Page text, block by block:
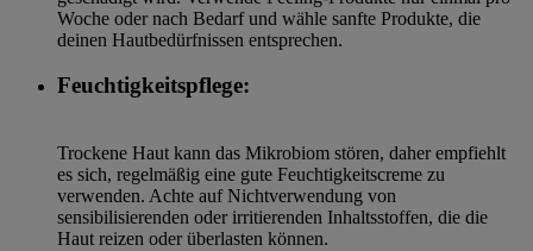
Woche oder nach Bedarf und wähle sanfte Produkte, die
deinen Hautbedürfnissen entsprechen.
Feuchtigkeitspflege:
Trockene Haut kann das Mikrobiom stören, daher empfiehlt
es sich, regelmäßig eine gute Feuchtigkeitscreme zu
verwenden. Achte auf Nichtverwendung von
sensibilisierenden oder irritierenden Inhaltsstoffen, die die
Haut reizen oder überlasten können.